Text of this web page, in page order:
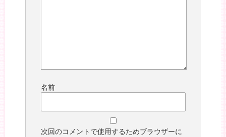
名前
次回のコメントで使用するためブラウザーに